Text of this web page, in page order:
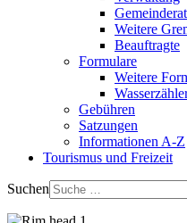
Weitere
Beauftragte
Formulare
Weitere
Gebühren
Satzungen
Informationen A-Z
Tourismus und Freizeit
Suchen